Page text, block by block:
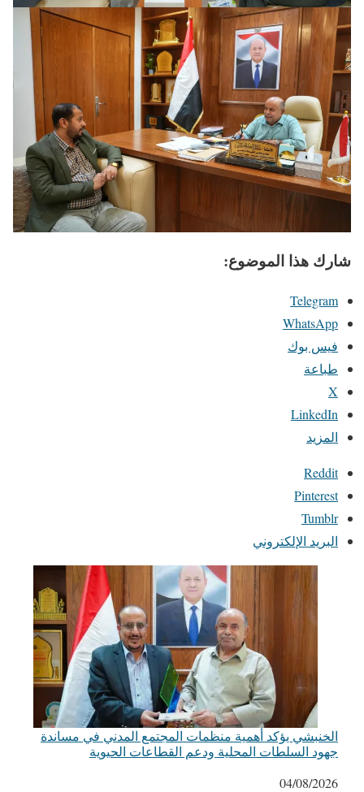
شارك هذا الموضوع:
Telegram
WhatsApp
فيس بوك
طباعة
X
LinkedIn
المزيد
Reddit
Pinterest
Tumblr
البريد الإلكتروني
الخنبشي يؤكد أهمية منظمات المجتمع المدني في مساندة
جهود السلطات المحلية ودعم القطاعات الحيوية
التاريخ
04/08/2026